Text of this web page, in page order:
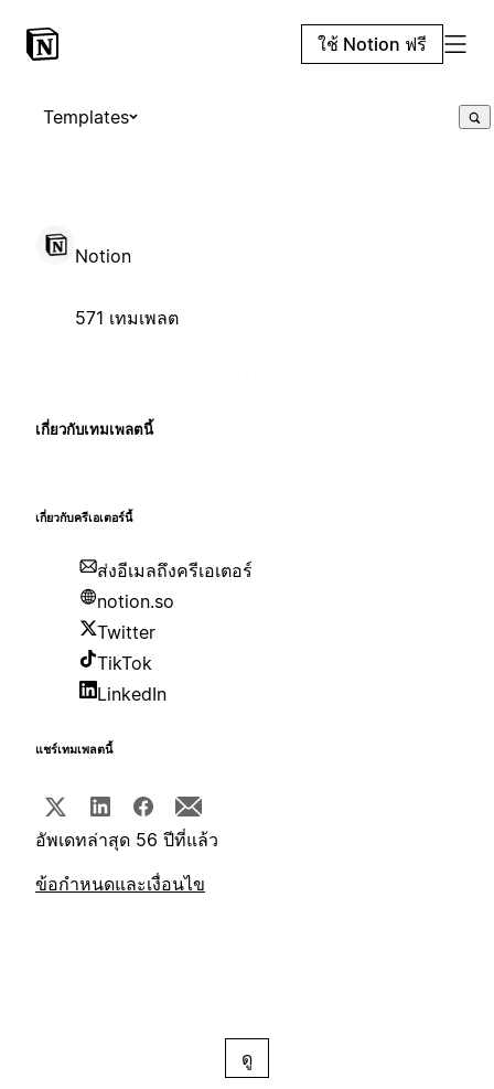
ใช้ Notion ฟรี
Templates
Notion
571 เทมเพลต
เกี่ยวกับเทมเพลตนี้
เกี่ยวกับครีเอเตอร์นี้
ส่งอีเมลถึงครีเอเตอร์
notion.so
Twitter
TikTok
LinkedIn
แชร์เทมเพลตนี้
อัพเดทล่าสุด 56 ปีที่แล้ว
ข้อกำหนดและเงื่อนไข
ดู